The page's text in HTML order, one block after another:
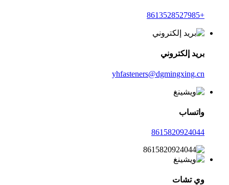
+8613528527985
بريد إلكتروني
yhfasteners@dgmingxing.cn
واتساب
8615820924044
وي تشات